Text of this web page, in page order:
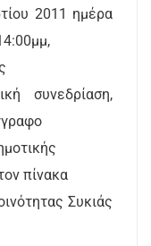
2011 ημέρα
συνεδρίαση,
πίνακα
Συκιάς